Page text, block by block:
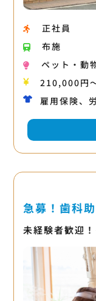
正社員
布施
ペット・動
210,000円
雇用保険、
急募！歯科
未経験者歓迎